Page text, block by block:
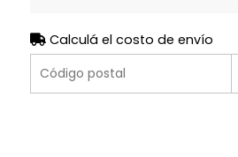
Calculá el costo de envío